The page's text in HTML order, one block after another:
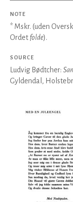
NOTE
* Mskr. (uden
Ordetfolde).
SOURCE
Ludvig Bødtcher:
Gyldendal,